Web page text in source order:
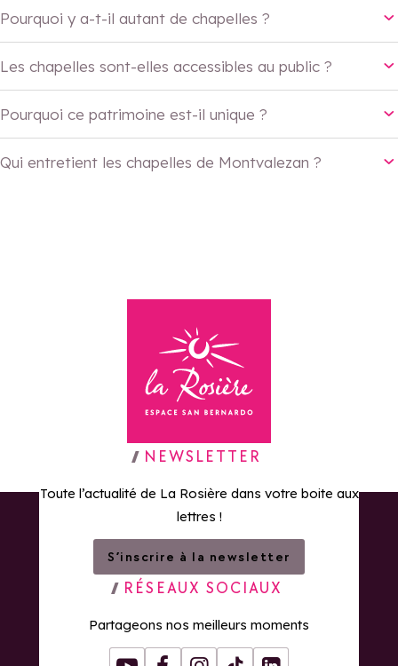
Pourquoi y a-t-il autant de chapelles ?
Les chapelles sont-elles accessibles au public ?
Pourquoi ce patrimoine est-il unique ?
Qui entretient les chapelles de Montvalezan ?
Retour à la page d'accueil
NEWSLETTER
Toute l’actualité de La Rosière dans votre boite aux
lettres !
S’inscrire à la newsletter
RÉSEAUX SOCIAUX
Partageons nos meilleurs moments